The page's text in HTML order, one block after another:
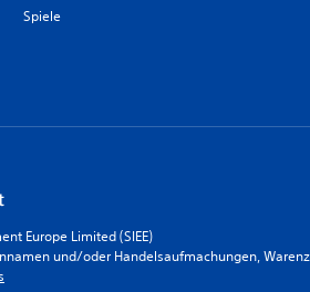
Spiele
Europe Limited (SIEE)
und/oder Handelsaufmachungen,